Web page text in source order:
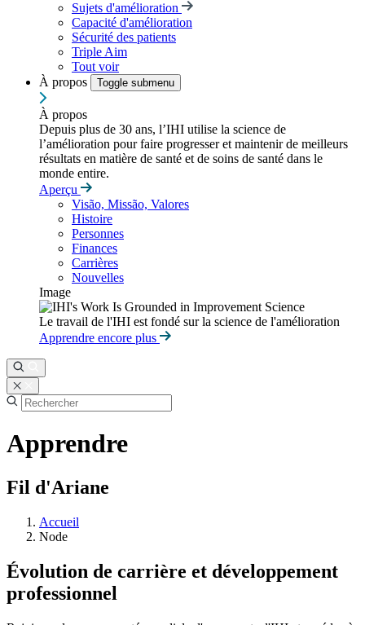
Sujets d'amélioration
Capacité d'amélioration
Sécurité des patients
Triple Aim
Tout voir
À propos
Toggle submenu
À propos
Depuis plus de 30 ans, l’IHI utilise la science de
l’amélioration pour faire progresser et maintenir de meilleurs
résultats en matière de santé et de soins de santé dans le
monde entire.
Aperçu
Visão, Missão, Valores
Histoire
Personnes
Finances
Carrières
Nouvelles
Image
Le travail de l'IHI est fondé sur la science de l'amélioration
Apprendre encore plus
Apprendre
Fil d'Ariane
Accueil
Node
Évolution de carrière et développement
professionnel